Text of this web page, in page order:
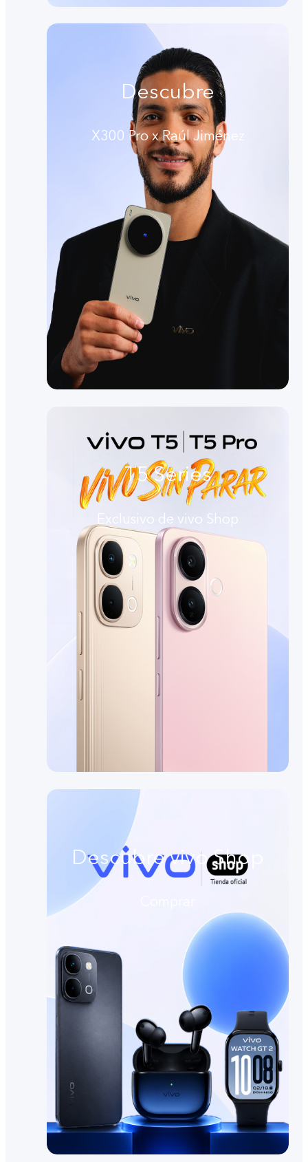
Descubre
X300 Pro x Raúl Jiménez
T5 Series
Exclusivo de vivo Shop
Descubre vivo Shop